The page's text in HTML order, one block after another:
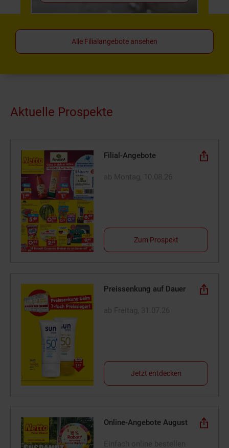
Alle Filialangebote ansehen
Aktuelle Prospekte
Filial-Angebote
Zum Prospekt
Preissenkung auf Dauer
Jetzt entdecken
Online-Angebote August